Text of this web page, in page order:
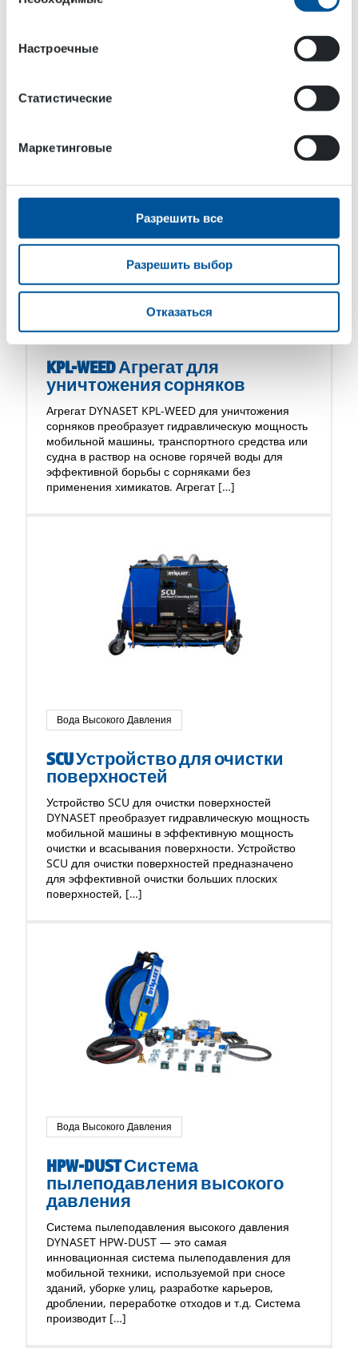
Настроечные
Статистические
Маркетинговые
Разрешить все
Разрешить выбор
Отказаться
мобильной машины или транспортного средства
в воду под высоким давлением для уборки улиц.
давлением […]
Вода Высокого Давления
KPL-WEED Агрегат для
уничтожения сорняков
Агрегат DYNASET KPL-WEED для уничтожения
сорняков преобразует гидравлическую мощность
мобильной машины, транспортного средства или
судна в раствор на основе горячей воды для
эффективной борьбы с сорняками без
применения химикатов. Агрегат […]
Вода Высокого Давления
SCU Устройство для очистки
поверхностей
Устройство SCU для очистки поверхностей
DYNASET преобразует гидравлическую мощность
мобильной машины в эффективную мощность
очистки и всасывания поверхности. Устройство
SCU для очистки поверхностей предназначено
для эффективной очистки больших плоских
поверхностей, […]
Вода Высокого Давления
HPW-DUST Система
пылеподавления высокого
давления
Система пылеподавления высокого давления
DYNASET HPW-DUST — это самая
инновационная система пылеподавления для
мобильной техники, используемой при сносе
зданий, уборке улиц, разработке карьеров,
дроблении, переработке отходов и т.д. Система
производит […]